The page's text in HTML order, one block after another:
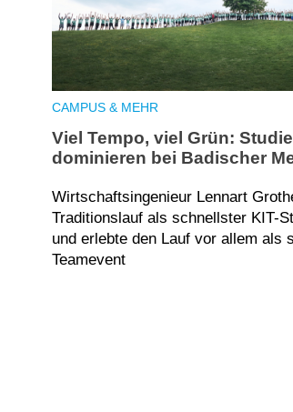
CAMPUS & MEHR
Viel Tempo, viel Grün:
dominieren bei Badischer
Wirtschaftsingenieur Lennart
Traditionslauf als schnellster KIT-
und erlebte den Lauf vor allem als
Teamevent